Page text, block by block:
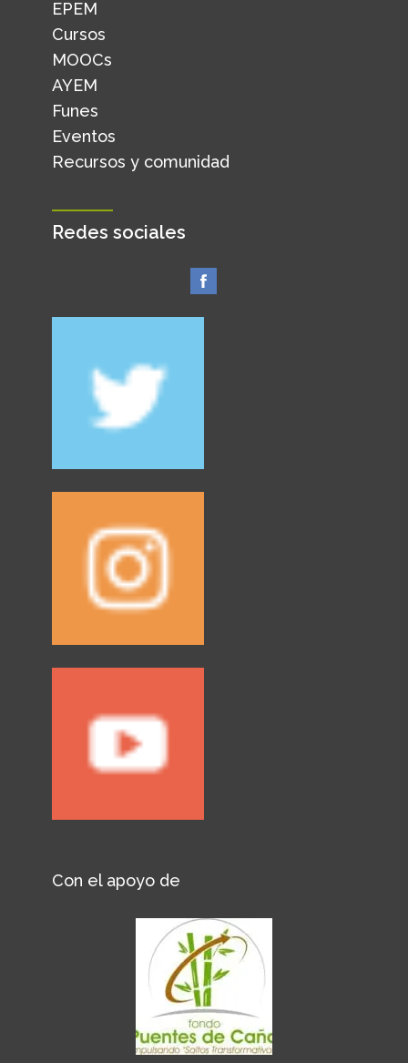
EPEM
Cursos
MOOCs
AYEM
Funes
Eventos
Recursos y comunidad
Redes sociales
Con el apoyo de